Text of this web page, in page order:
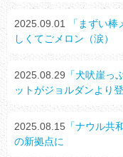
2025.09.01
「まずい
しくてごメロン（涙）
2025.08.29 「犬吠崖っ
ットがジョルダンより登
2025.08.15 「ナウル共
の新拠点に